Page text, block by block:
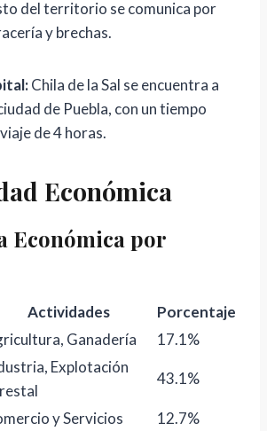
del territorio se comunica por
y brechas.
Chila de la Sal se encuentra a
de Puebla, con un tiempo
de 4 horas.
Económica
Económica por
Actividades
Porcentaje
Ganadería 17.1%
Explotación
43.1%
y Servicios 12.7%